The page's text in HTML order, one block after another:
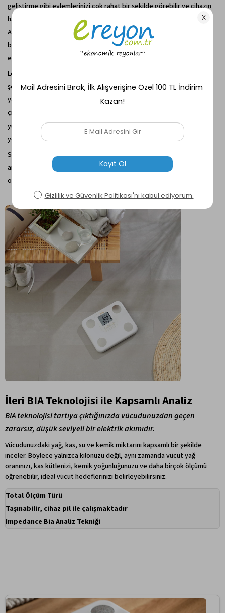
geliştirme gibi eylemlerinizi çok rahat bir şekilde görebilir ve cihazın
hafızasına kaydedebilir doğru değerler elde etmenize yardımcı olur.
Ayrıca bu cihazın diğer özeliklerinden biride metabolizma yaşınızı,
biyolojik vücut yaşı göstermesi sevilen özellikleri arasında olacağına
eminiz.
Lcd ekran bulunan ışığı sayesinde ekranda çıkan değerleri kolay
şekilde görebilir, hatta karanlıkta bile tartılsanız rahat bir şekilde
yazıları okuyabilirsiniz. Ayrıca düşük pil ömründe ekranda ikaz yazısı
çıkmaktadır. Eskiyen pilleri tartının altında bulunan bölümden
yuvasından çıkartarak nazikçe uygun şekilde yeni pilleri
yerleştirebilirsiniz.
Sizde bir tartıda hem kaliteyi hemde uygun fiyata tartı
arıyorsanız
Tanita BC730
kilo kontrolünde en büyük yardımcınız
olacak.
İleri BIA Teknolojisi ile Kapsamlı Analiz
BIA teknolojisi tartıya çıktığınızda vücudunuzdan geçen
zararsız, düşük seviyeli bir elektrik akımıdır.
Vücudunuzdaki yağ, kas, su ve kemik miktarını kapsamlı bir şekilde
inceler. Böylece yalnızca kilonuzu değil, aynı zamanda vücut yağ
oranınızı, kas kütlenizi, kemik yoğunluğunuzu ve daha birçok ölçümü
öğrenebilir, ideal vücut hedeflerinizi belirleyebilirsiniz.
Total Ölçüm Türü
Taşınabilir, cihaz pil ile çalışmaktadır
Impedance Bia Analiz Tekniği